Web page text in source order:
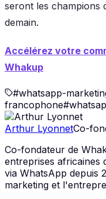
seront les champions
demain.
Accélérez votre
Whakup
#whatsapp-
francophone#
Arthur LyonnetCo-
Co-fondateur de
entreprises africaines
via WhatsApp depuis
marketing et